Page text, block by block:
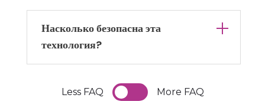
Насколько безопасна эта
технология?
Less FAQ More FAQ